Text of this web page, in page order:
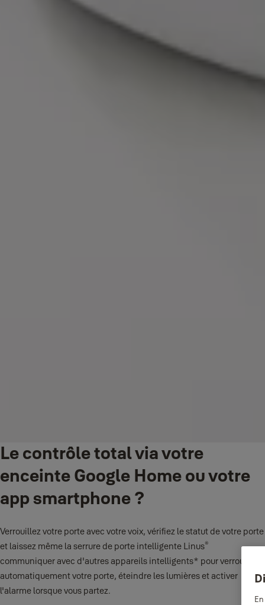
Le contrôle total via votre
enceinte Google Home ou votre
app smartphone ?
Verrouillez votre porte avec votre voix, vérifiez le statut de votre porte
et laissez même la serrure de porte intelligente Linus®
communiquer avec d'autres appareils intelligents* pour verrouiller
automatiquement votre porte, éteindre les lumières et activer
l'alarme lorsque vous partez.